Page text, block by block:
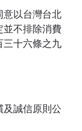
意以台灣台北
並不排除消費
三十六條之九
及誠信原則公